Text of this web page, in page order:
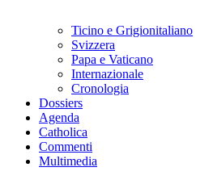
Ticino e Grigionitaliano
Svizzera
Papa e Vaticano
Internazionale
Cronologia
Dossiers
Agenda
Catholica
Commenti
Multimedia